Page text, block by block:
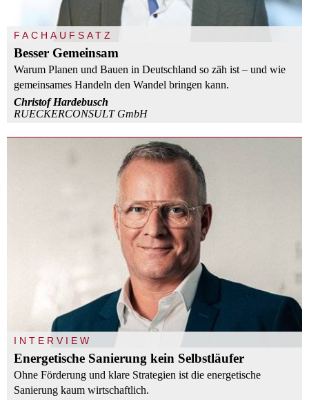
FACHAUFSATZ
Besser Gemeinsam
Warum Planen und Bauen in Deutschland so zäh ist – und wie
gemeinsames Handeln den Wandel bringen kann.
Christof Hardebusch
RUECKERCONSULT GmbH
INTERVIEW
Energetische Sanierung kein Selbstläufer
Ohne Förderung und klare Strategien ist die energetische
Sanierung kaum wirtschaftlich.